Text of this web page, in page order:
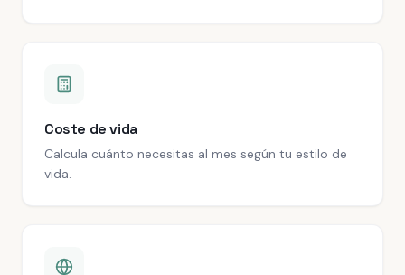
Coste de vida
Calcula cuánto necesitas al mes según tu estilo de
vida.